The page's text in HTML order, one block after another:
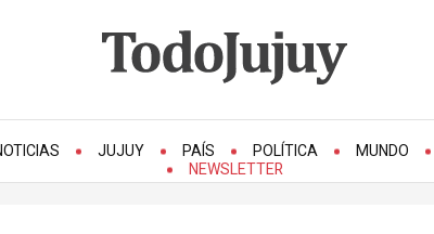
JUJUY PAÍS POLÍTICA MUNDO
NEWSLETTER